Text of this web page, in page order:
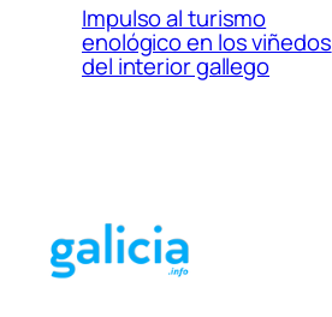
Impulso al turismo
enológico en los viñedos
del interior gallego